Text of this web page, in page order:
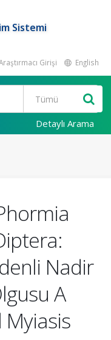
Sistemi
Girişi English
Detaylı Arama
Nadir
A
Myiasis